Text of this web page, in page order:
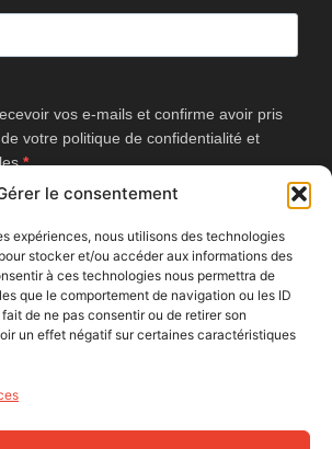
le consentement
expériences, nous utilisons des technologies
stocker et/ou accéder aux informations des
à ces technologies nous permettra de
que le comportement de navigation ou les ID
de ne pas consentir ou de retirer son
un effet négatif sur certaines caractéristiques
vos e-mails et confirme avoir pris
votre politique de confidentialité et
à tout moment en cliquant sur le lien
Café mesure l'ouverture des
d'améliorer les contenus proposés.